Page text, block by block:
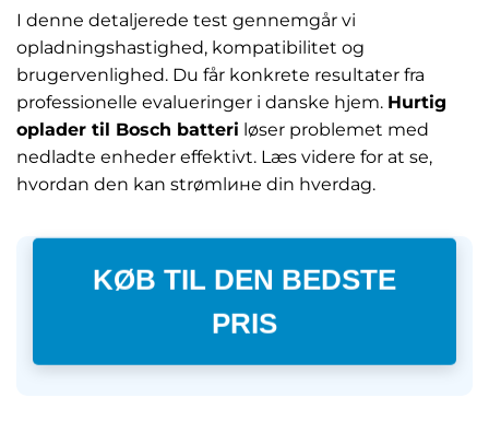
I denne detaljerede test gennemgår vi
opladningshastighed, kompatibilitet og
brugervenlighed. Du får konkrete resultater fra
professionelle evalueringer i danske hjem. Hurtig
oplader til Bosch batteri løser problemet med
nedladte enheder effektivt. Læs videre for at se,
hvordan den kan strømlине din hverdag.
KØB TIL DEN BEDSTE
PRIS